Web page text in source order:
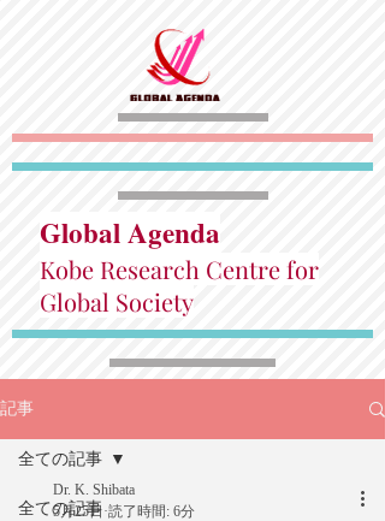
Global Agenda
Kobe Research Centre for
Global Society
記事
全ての記事
全ての記事
Dr. K. Shibata
5月25日 読了時間: 6分